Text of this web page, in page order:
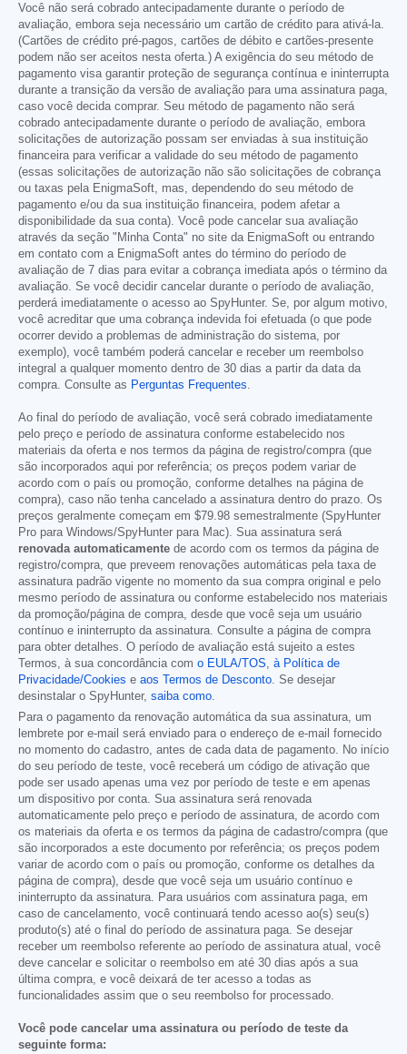
Você não será cobrado antecipadamente durante o período de
avaliação, embora seja necessário um cartão de crédito para ativá-la.
(Cartões de crédito pré-pagos, cartões de débito e cartões-presente
podem não ser aceitos nesta oferta.) A exigência do seu método de
pagamento visa garantir proteção de segurança contínua e ininterrupta
durante a transição da versão de avaliação para uma assinatura paga,
caso você decida comprar. Seu método de pagamento não será
cobrado antecipadamente durante o período de avaliação, embora
solicitações de autorização possam ser enviadas à sua instituição
financeira para verificar a validade do seu método de pagamento
(essas solicitações de autorização não são solicitações de cobrança
ou taxas pela EnigmaSoft, mas, dependendo do seu método de
pagamento e/ou da sua instituição financeira, podem afetar a
disponibilidade da sua conta). Você pode cancelar sua avaliação
através da seção "Minha Conta" no site da EnigmaSoft ou entrando
em contato com a EnigmaSoft antes do término do período de
avaliação de 7 dias para evitar a cobrança imediata após o término da
avaliação. Se você decidir cancelar durante o período de avaliação,
perderá imediatamente o acesso ao SpyHunter. Se, por algum motivo,
você acreditar que uma cobrança indevida foi efetuada (o que pode
ocorrer devido a problemas de administração do sistema, por
exemplo), você também poderá cancelar e receber um reembolso
integral a qualquer momento dentro de 30 dias a partir da data da
compra. Consulte as Perguntas Frequentes.
Ao final do período de avaliação, você será cobrado imediatamente
pelo preço e período de assinatura conforme estabelecido nos
materiais da oferta e nos termos da página de registro/compra (que
são incorporados aqui por referência; os preços podem variar de
acordo com o país ou promoção, conforme detalhes na página de
compra), caso não tenha cancelado a assinatura dentro do prazo. Os
preços geralmente começam em $79.98 semestralmente (SpyHunter
Pro para Windows/SpyHunter para Mac). Sua assinatura será
renovada automaticamente de acordo com os termos da página de
registro/compra, que preveem renovações automáticas pela taxa de
assinatura padrão vigente no momento da sua compra original e pelo
mesmo período de assinatura ou conforme estabelecido nos materiais
da promoção/página de compra, desde que você seja um usuário
contínuo e ininterrupto da assinatura. Consulte a página de compra
para obter detalhes. O período de avaliação está sujeito a estes
Termos, à sua concordância com o EULA/TOS, à Política de
Privacidade/Cookies e aos Termos de Desconto. Se desejar
desinstalar o SpyHunter, saiba como.
Para o pagamento da renovação automática da sua assinatura, um
lembrete por e-mail será enviado para o endereço de e-mail fornecido
no momento do cadastro, antes de cada data de pagamento. No início
do seu período de teste, você receberá um código de ativação que
pode ser usado apenas uma vez por período de teste e em apenas
um dispositivo por conta. Sua assinatura será renovada
automaticamente pelo preço e período de assinatura, de acordo com
os materiais da oferta e os termos da página de cadastro/compra (que
são incorporados a este documento por referência; os preços podem
variar de acordo com o país ou promoção, conforme os detalhes da
página de compra), desde que você seja um usuário contínuo e
ininterrupto da assinatura. Para usuários com assinatura paga, em
caso de cancelamento, você continuará tendo acesso ao(s) seu(s)
produto(s) até o final do período de assinatura paga. Se desejar
receber um reembolso referente ao período de assinatura atual, você
deve cancelar e solicitar o reembolso em até 30 dias após a sua
última compra, e você deixará de ter acesso a todas as
funcionalidades assim que o seu reembolso for processado.
Você pode cancelar uma assinatura ou período de teste da
seguinte forma: